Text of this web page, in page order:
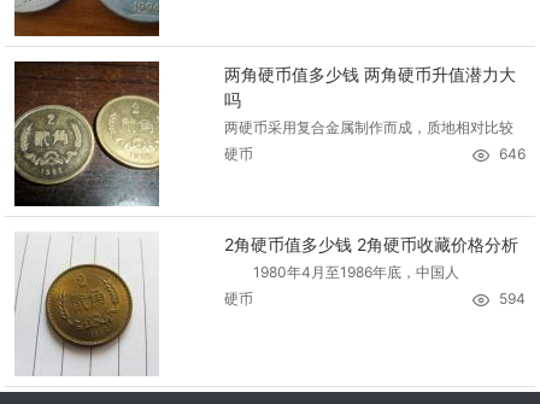
两角硬币值多少钱 两角硬币升值潜力大
吗
两硬币采用复合金属制作而成，质地相对比较
硬币
646
2角硬币值多少钱 2角硬币收藏价格分析
1980年4月至1986年底，中国人
硬币
594